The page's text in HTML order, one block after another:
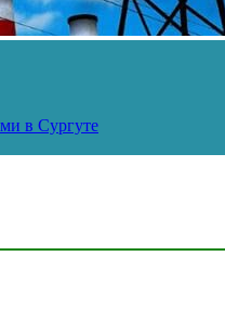
в Сургуте